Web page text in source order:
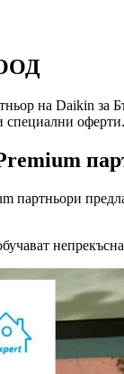
на Daikin за
специални оферти.
партньори